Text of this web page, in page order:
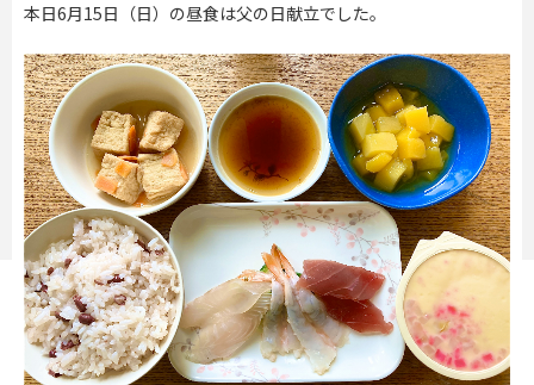
本日6月15日（日）の昼食は父の日献立でした。